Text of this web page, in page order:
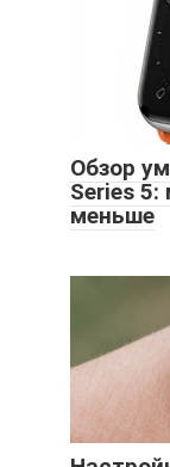
Обзор
Series
меньше